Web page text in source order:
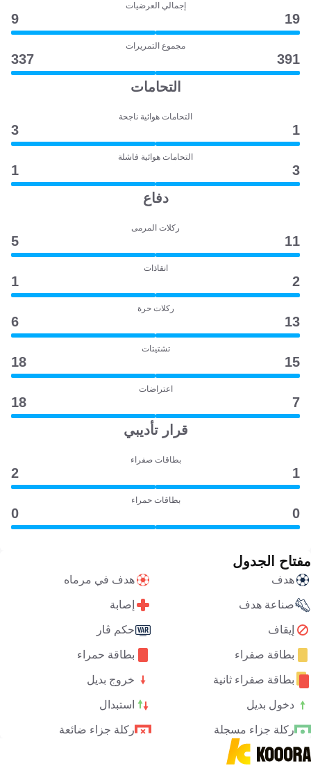
إجمالي العرضيات
19
9
مجموع التمريرات
391
337
التحامات
التحامات هوائية ناجحة
1
3
التحامات هوائية فاشلة
3
1
دفاع
ركلات المرمى
11
5
انقاذات
2
1
ركلات حرة
13
6
تشتيتات
15
18
اعتراضات
7
18
قرار تأديبي
بطاقات صفراء
1
2
بطاقات حمراء
0
0
مفتاح الجدول
هدف هدف في مرماه
صناعة هدف إصابة
إيقاف حكم ڤار
بطاقة صفراء بطاقة حمراء
بطاقة صفراء ثانية خروج بديل
دخول بديل استبدال
ركلة جزاء مسجلة ركلة جزاء ضائعة